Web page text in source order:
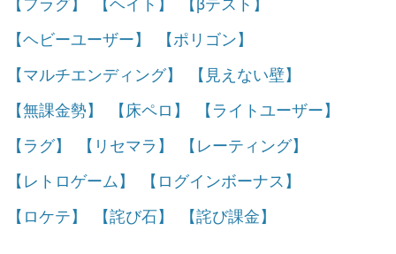
【ヘビーユーザー】
【ポリゴン】
【マルチエンディング】
【見えない壁】
【無課金勢】
【床ペロ】
【ライトユーザー】
【ラグ】
【リセマラ】
【レーティング】
【レトロゲーム】
【ログインボーナス】
【ロケテ】
【詫び石】 【詫び課金】